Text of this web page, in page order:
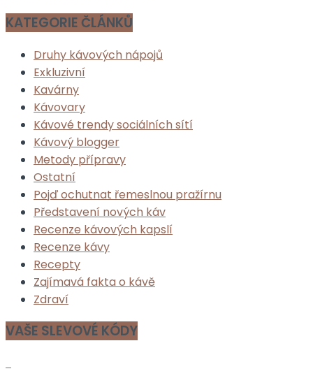
KATEGORIE ČLÁNKŮ
Druhy kávových nápojů
Exkluzivní
Kavárny
Kávovary
Kávové trendy sociálních sítí
Kávový blogger
Metody přípravy
Ostatní
Pojď ochutnat řemeslnou pražírnu
Představení nových káv
Recenze kávových kapslí
Recenze kávy
Recepty
Zajímavá fakta o kávě
Zdraví
VAŠE SLEVOVÉ KÓDY